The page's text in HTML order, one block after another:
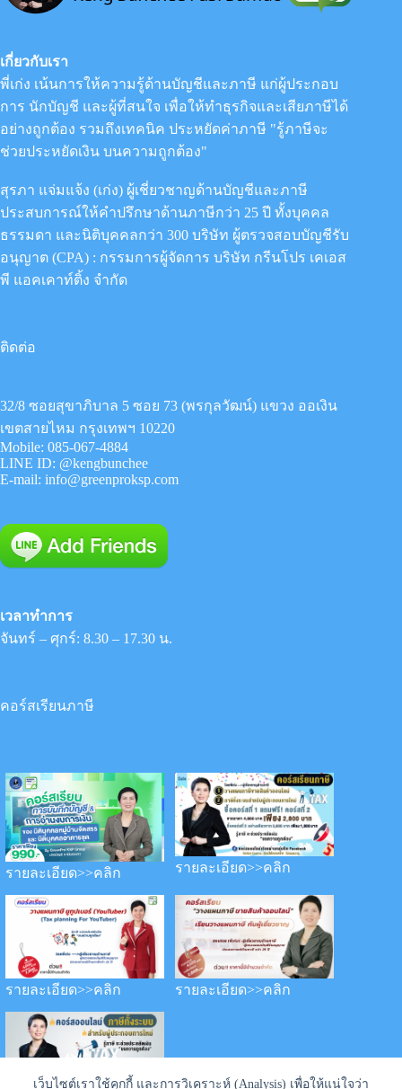
เว็บไซต์เราใช้คุกกี้ และการวิเคราะห์ (Analysis) เพื่อให้แน่ใจว่า
เกี่ยวกับเรา
พี่เก่ง เน้นการให้ความรู้ด้านบัญชีและภาษี แก่ผู้ประกอบ
การ นักบัญชี และผู้ที่สนใจ เพื่อให้ทำธุรกิจและเสียภาษีได้
อย่างถูกต้อง รวมถึงเทคนิค ประหยัดค่าภาษี "รู้ภาษีจะ
ช่วยประหยัดเงิน บนความถูกต้อง"
สุรภา แจ่มแจ้ง (เก่ง) ผู้เชี่ยวชาญด้านบัญชีและภาษี
ประสบการณ์ให้คำปรึกษาด้านภาษีกว่า 25 ปี ทั้งบุคคล
ธรรมดา และนิติบุคคลกว่า 300 บริษัท ผู้ตรวจสอบบัญชีรับ
อนุญาต (CPA) : กรรมการผู้จัดการ บริษัท กรีนโปร เคเอส
พี แอคเคาท์ติ้ง จำกัด
ติดต่อ
32/8 ซอยสุขาภิบาล 5 ซอย 73 (พรกุลวัฒน์) แขวง ออเงิน
เขตสายไหม กรุงเทพฯ 10220
Mobile: 085-067-4884
LINE ID: @kengbunchee
E-mail: info@greenproksp.com
เวลาทำการ
จันทร์ – ศุกร์: 8.30 – 17.30 น.
คอร์สเรียนภาษี
รายละเอียด>>คลิก รายละเอียด>>คลิก
รายละเอียด>>คลิก รายละเอียด>>คลิก